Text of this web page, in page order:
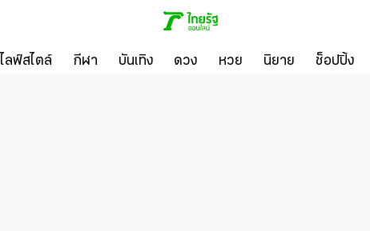
ไลฟ์สไตล์ กีฬา บันเทิง ดวง หวย นิยาย ช็อปปิ้ง